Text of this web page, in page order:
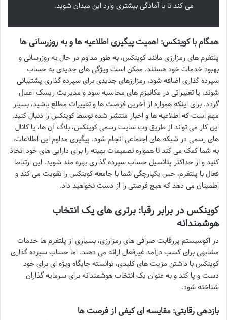
می کند تا با آمادگی بیشتری وارد این میدان شوید.
همگام با کوینکس: اهمیت پیگیری اطلاعیه ها و به روزرسانی ها
پلتفرم های رمزارزی مانند کوینکس، به طور مداوم در حال به روزرسانی و
بهبود خدمات خود هستند. ممکن است ویژگی های جدیدی به حساب
سپرده گذاری اضافه شود، رمزارزهای جدیدی برای سپرده گذاری پشتیبانی
شوند، یا تغییراتی در مکانیزم های محاسبه سود و مدیریت ریسک اعمال
گردد. برای اینکه همواره از آخرین فرصت ها و تغییرات مطلع باشید، بسیار
مهم است که اطلاعیه ها و اخبار منتشر شده توسط کوینکس را دنبال کنید.
این کار می تواند از طریق وب سایت رسمی کوینکس، بلاگ آن ها، یا کانال
های رسمی در شبکه های اجتماعی انجام شود. پیگیری مداوم این اطلاعات،
به شما کمک می کند تا همواره تصمیمات بهینه را برای دارایی های خود اتخاذ
کنید و از حداکثر پتانسیل حساب سپرده گذاری بهره مند شوید. این ارتباط
فعال با پلتفرم، حس یکپارچگی شما با جامعه کوینکس را تقویت می کند و
اطمینان می دهد که هیچ فرصتی را از دست نخواهید داد.
کوینکس در برابر رقبا: برتری های یک انتخاب
هوشمندانه
در اکوسیستم پررقابت صرافی های رمزارزی، بسیاری از پلتفرم ها خدمات
مشابهی برای کسب درآمد غیرفعال ارائه می دهند. اما حساب سپرده گذاری
کوینکس با داشتن مزیت های کلیدی، توانسته جایگاه ویژه ای برای خود
دست و پا کند و به عنوان یک انتخاب هوشمندانه برای سرمایه گذاران
شناخته شود.
بازدهی رقابتی: مقایسه ای کیفی از فرصت ها